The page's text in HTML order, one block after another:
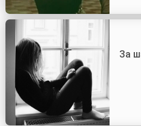
За